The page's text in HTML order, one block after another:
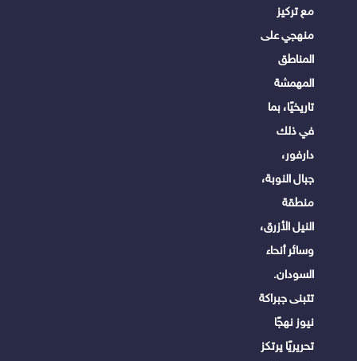
مع تركيز
منهجي على
المناطق
المهمشة
تاريخيًا، بما
في ذلك
دارفور،
جبال النوبة،
منطقة
النيل الأزرق،
وسائر أنحاء
السودان.
تتبنى جبراكة
نيوز نهجًا
تحريريًا يرتكز